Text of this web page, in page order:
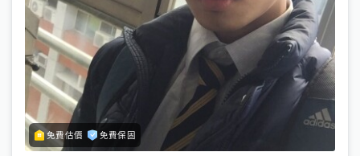
免費估價 免費保固